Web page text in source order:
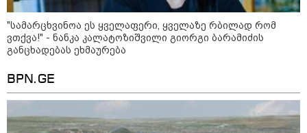
"სა­მარ­ცხვი­ნოა ეს ყვე­ლა­ფე­რი, ყვე­ლა­ზე რბი­ლად რომ
ვთქვა!" - ნანკა კალატოზიშვილი გიორგი ბარამიძის
განცხადებას ეხმაურება
BPN.GE